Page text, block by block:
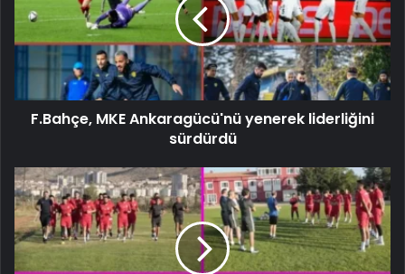
F.Bahçe, MKE Ankaragücü'nü yenerek liderliğini
sürdürdü